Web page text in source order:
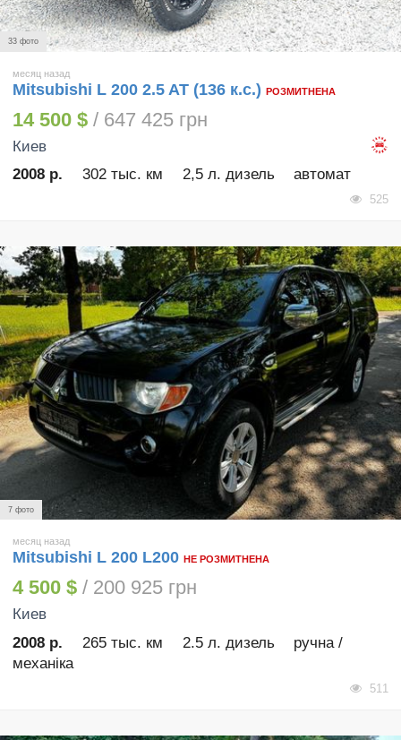
33 фото
месяц назад
Mitsubishi L 200 2.5 AT (136 к.с.) РОЗМИТНЕНА
14 500 $ / 647 425 грн
Киев
2008 р.
302 тыс. км 2,5 л. дизель автомат
525
7 фото
месяц назад
Mitsubishi L 200 L200 НЕ РОЗМИТНЕНА
4 500 $ / 200 925 грн
Киев
2008 р.
265 тыс. км 2.5 л. дизель
ручна /
механіка
511